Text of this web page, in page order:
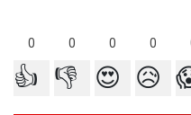
0 0 0 0
👍 👎 😍 😥